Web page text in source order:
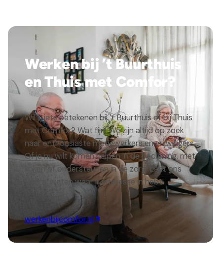
Werken bij ’t Buurthuis
en Thuis met Comfor?
Wil jij iets betekenen bij ’t Buurthuis of bij Thuis
met Comfor? Wat fijn! We zijn altijd op zoek
naar enthousiaste medewerkers en vrijwilligers.
Of je nu wilt komen helpen in de bediening, met
koken of ondersteunen in de zorg. Laat ons
vooral weten waar jij interesse in hebt!
werkenbijcomfor.nl